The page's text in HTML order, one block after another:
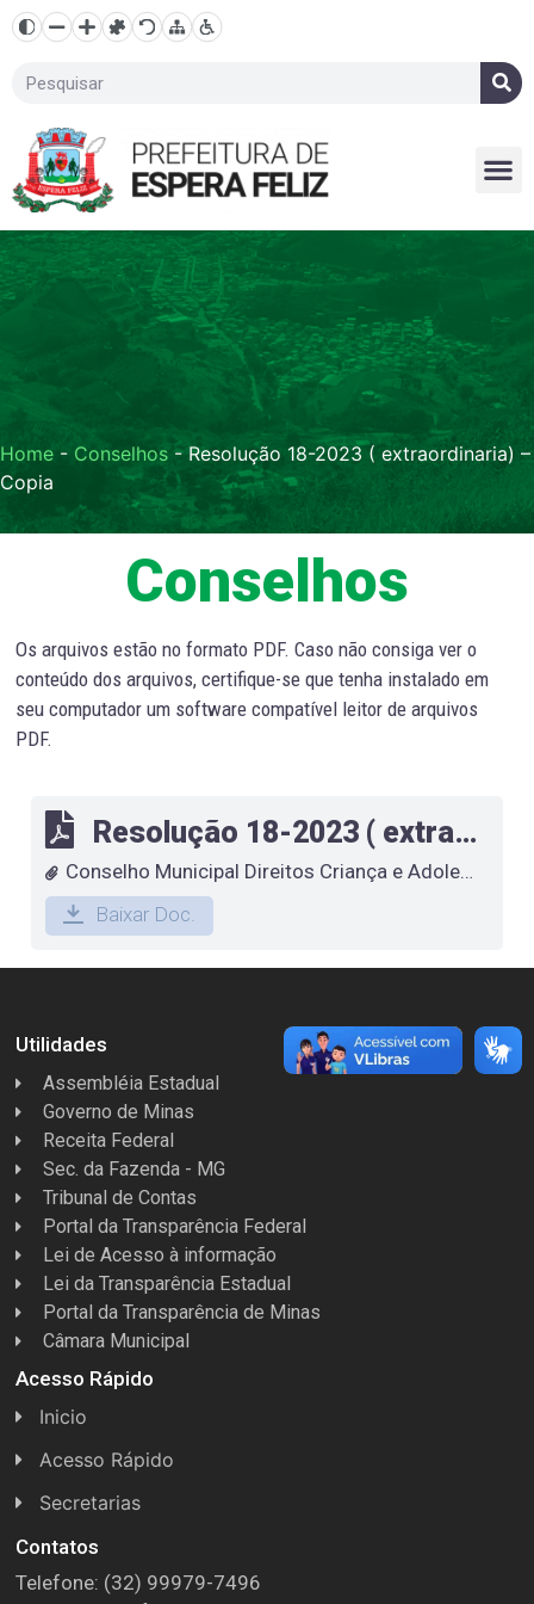
Home - Conselhos -Resolução 18-2023 ( extraordinaria) –
Copia
Conselhos
Os arquivos estão no formato PDF. Caso não consiga ver o
conteúdo dos arquivos, certifique-se que tenha instalado em
seu computador um software compatível leitor de arquivos
PDF.
Resolução 18-2023 ( extraordinaria) – Copia
Conselho Municipal Direitos Criança e Adolescente
Baixar Doc.
Utilidades
Assembléia Estadual
Governo de Minas
Receita Federal
Sec. da Fazenda - MG
Tribunal de Contas
Portal da Transparência Federal
Lei de Acesso à informação
Lei da Transparência Estadual
Portal da Transparência de Minas
Câmara Municipal
Acesso Rápido
Inicio
Acesso Rápido
Concursos
Conselhos
Espera Feliz Antigamente
Secretarias
Licitações
Secretaria de Esportes
Contatos
Telefone: (32) 99979-7496